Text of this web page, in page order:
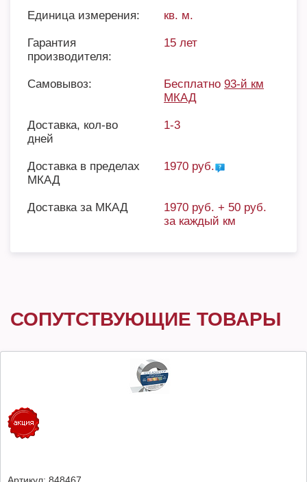
Единица измерения: кв. м.
Гарантия
производителя:
15 лет
Самовывоз: Бесплатно 93-й км
МКАД
Доставка, кол-во
дней
1-3
Доставка в пределах
МКАД
1970 руб.
Доставка за МКАД
1970 руб. + 50 руб.
за каждый км
СОПУТСТВУЮЩИЕ ТОВАРЫ